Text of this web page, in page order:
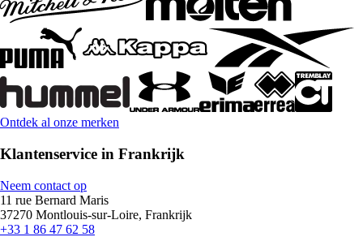
Ontdek al onze merken
Klantenservice in Frankrijk
Neem contact op
11 rue Bernard Maris
37270 Montlouis-sur-Loire, Frankrijk
+33 1 86 47 62 58